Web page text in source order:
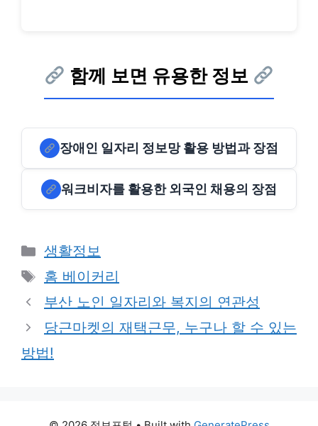
함께 보면 유용한 정보
장애인 일자리 정보망 활용 방법과 장점
워크비자를 활용한 외국인 채용의 장점
Categories
생활정보
Tags
홈 베이커리
부산 노인 일자리와 복지의 연관성
당근마켓의 재택근무, 누구나 할 수 있는
방법!